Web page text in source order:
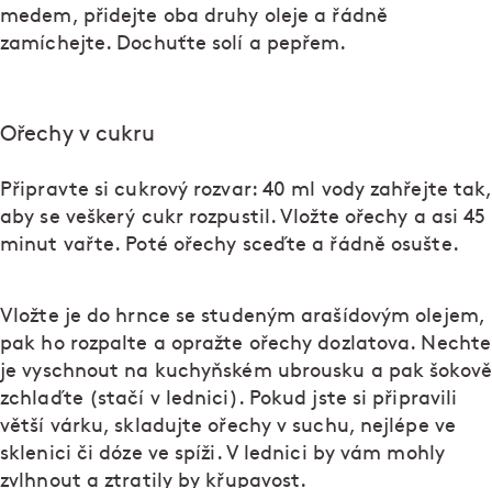
medem, přidejte oba druhy oleje a řádně
zamíchejte. Dochuťte solí a pepřem.
Ořechy v cukru
Připravte si cukrový rozvar: 40 ml vody zahřejte tak,
aby se veškerý cukr rozpustil. Vložte ořechy a asi 45
minut vařte. Poté ořechy sceďte a řádně osušte.
Vložte je do hrnce se studeným arašídovým olejem,
pak ho rozpalte a opražte ořechy dozlatova. Nechte
je vyschnout na kuchyňském ubrousku a pak šokově
zchlaďte (stačí v lednici). Pokud jste si připravili
větší várku, skladujte ořechy v suchu, nejlépe ve
sklenici či dóze ve spíži. V lednici by vám mohly
zvlhnout a ztratily by křupavost.